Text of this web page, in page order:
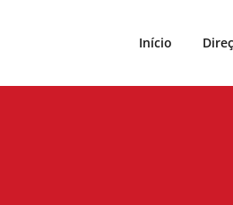
Início